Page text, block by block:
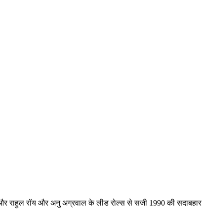
और राहुल रॉय और अनु अग्रवाल के लीड रोल्स से सजी 1990 की